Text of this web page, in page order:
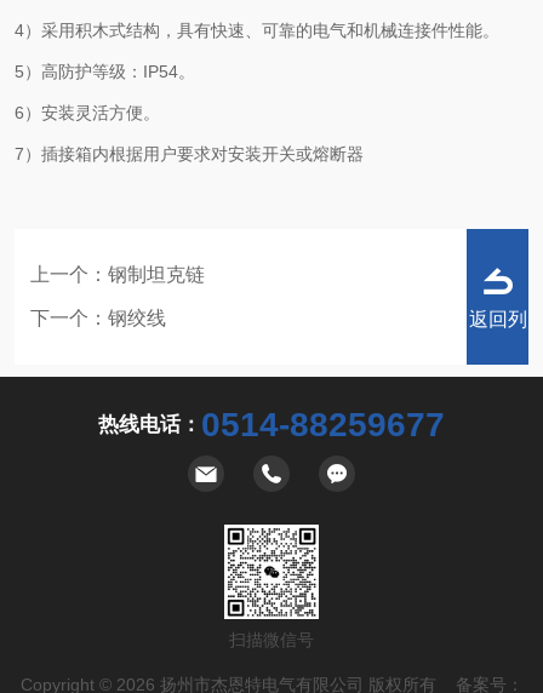
4）采用积木式结构，具有快速、可靠的电气和机械连接件性能。
5）高防护等级：IP54。
6）安装灵活方便。
7）插接箱内根据用户要求对安装开关或熔断器
上一个： 钢制坦克链
下一个： 钢绞线 返回列
热线电话： 0514-88259677
扫描微信号
Copyright © 2026 扬州市杰恩特电气有限公司 版权所有 备案号：